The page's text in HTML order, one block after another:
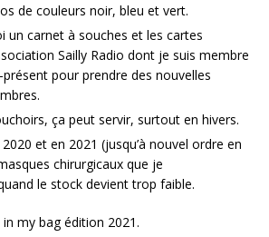
de couleurs noir, bleu et vert.
un carnet à souches et les cartes
Sailly Radio dont je suis membre
pour prendre des nouvelles
ça peut servir, surtout en hivers.
et en 2021 (jusqu’à nouvel ordre en
chirurgicaux que je
le stock devient trop faible.
in my bag édition 2021.